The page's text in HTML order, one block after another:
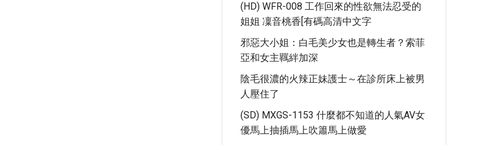
(HD) WFR-008 工作回來的性欲無法忍受的
姐姐 凜音桃香[有碼高清中文字
邪惡大小姐：白毛美少女也是轉生者？索菲
亞和女主羈絆加深
陰毛很濃的火辣正妹護士～在診所床上被男
人壓住了
(SD) MXGS-1153 什麼都不知道的人氣AV女
優馬上抽插馬上吹簫馬上做愛